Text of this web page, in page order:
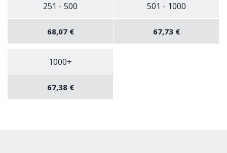
251 - 500
68,07 €
501 - 1000
67,73 €
1000+
67,38 €